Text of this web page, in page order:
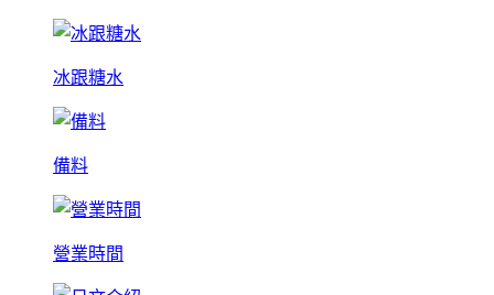
冰跟糖水
備料
營業時間